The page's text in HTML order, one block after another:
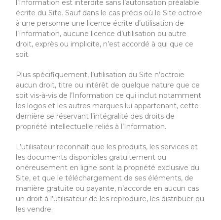
l’Information est interdite sans l’autorisation préalable
écrite du Site. Sauf dans le cas précis où le Site octroie
à une personne une licence écrite d’utilisation de
l’Information, aucune licence d’utilisation ou autre
droit, exprès ou implicite, n’est accordé à qui que ce
soit.
Plus spécifiquement, l’utilisation du Site n’octroie
aucun droit, titre ou intérêt de quelque nature que ce
soit vis-à-vis de l’Information ce qui inclut notamment
les logos et les autres marques lui appartenant, cette
dernière se réservant l’intégralité des droits de
propriété intellectuelle reliés à l’Information.
L’utilisateur reconnaît que les produits, les services et
les documents disponibles gratuitement ou
onéreusement en ligne sont la propriété exclusive du
Site, et que le téléchargement de ses éléments, de
manière gratuite ou payante, n’accorde en aucun cas
un droit à l’utilisateur de les reproduire, les distribuer ou
les vendre.